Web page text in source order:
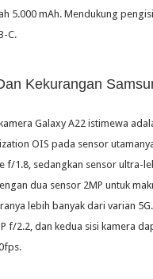
5.000 mAh. Mendukung
C.
Kekurangan
Galaxy A22 istimewa
OIS pada sensor
f/1.8, sedangkan sensor ultra-
dua sensor 2MP untuk
lebih banyak dari varian
f/2.2, dan kedua sisi kamera